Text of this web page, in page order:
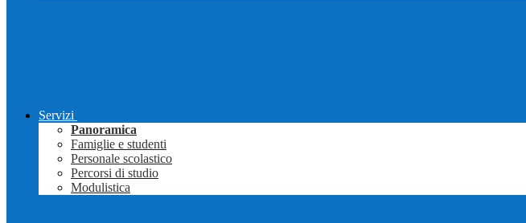
Servizi
Panoramica
Famiglie e studenti
Personale scolastico
Percorsi di studio
Modulistica